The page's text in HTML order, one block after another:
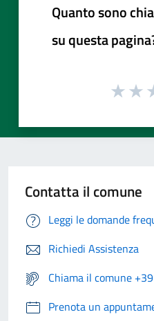
Quanto sono
su questa
Contatta il comune
Leggi le domande
Richiedi Assistenza
Chiama il comune
Prenota un